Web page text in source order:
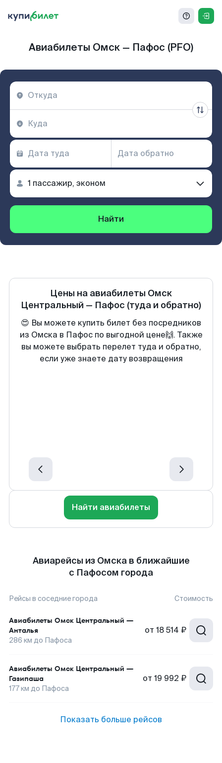
Авиабилеты Омск — Пафос (PFO)
Найти
Цены на авиабилеты Омск
Центральный — Пафос (туда и обратно)
😍 Вы можете купить билет без посредников
из Омска в Пафос по выгодной цене🙌. Также
вы можете выбрать перелет туда и обратно,
если уже знаете дату возвращения
Найти авиабилеты
Авиарейсы из Омска в ближайшие
с Пафосом города
Рейсы в соседние города Стоимость
Авиабилеты Омск Центральный —
Анталья
286 км до Пафоса
от 18 514 ₽
Авиабилеты Омск Центральный —
Газипаша
177км до Пафоса
от 19 992 ₽
Показать больше рейсов